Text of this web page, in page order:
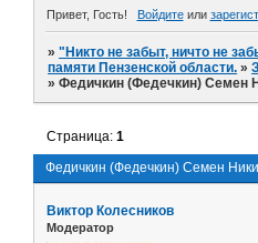
Привет, Гость! Войдитеили
»"Никто не забыт, ничто не
памяти Пензенской области. »
»Федичкин (Федечкин) Семен
Федичкин (Федечкин) Семен
Страница:1
Виктор Колесников
Модератор